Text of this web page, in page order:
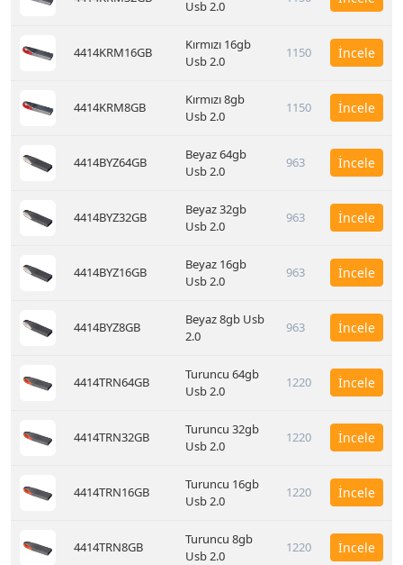
Usb 2.0
4414KRM16GB
Kırmızı 16gb
Usb 2.0
1150 İncele
4414KRM8GB
Kırmızı 8gb
Usb 2.0
1150 İncele
4414BYZ64GB
Beyaz 64gb
Usb 2.0
963 İncele
4414BYZ32GB
Beyaz 32gb
Usb 2.0
963 İncele
4414BYZ16GB
Beyaz 16gb
Usb 2.0
963 İncele
4414BYZ8GB
Beyaz 8gb Usb
2.0
963 İncele
4414TRN64GB
Turuncu 64gb
Usb 2.0
1220 İncele
4414TRN32GB
Turuncu 32gb
Usb 2.0
1220 İncele
4414TRN16GB
Turuncu 16gb
Usb 2.0
1220 İncele
4414TRN8GB
Turuncu 8gb
Usb 2.0
1220 İncele